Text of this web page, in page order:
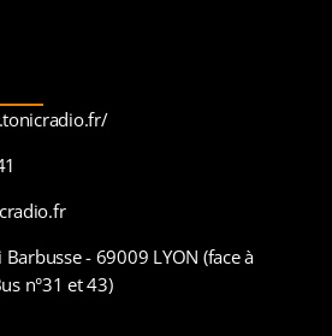
Barbusse - 69009 LYON (face à
n°31 et 43)